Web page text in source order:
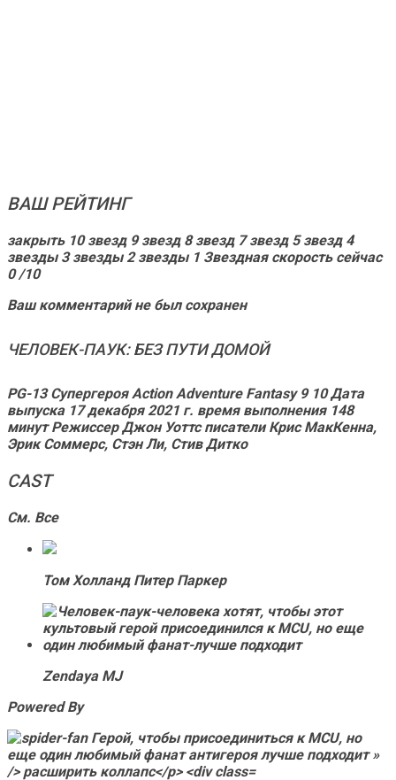
ВАШ РЕЙТИНГ
закрыть 10 звезд 9 звезд 8 звезд 7 звезд 5 звезд 4
звезды 3 звезды 2 звезды 1 Звездная скорость сейчас
0/10
Ваш комментарий не был сохранен
ЧЕЛОВЕК-ПАУК: БЕЗ ПУТИ ДОМОЙ
PG-13 Супергероя Action Adventure Fantasy 9 10Дата
выпуска 17 декабря 2021 г. время выполнения 148
минутРежиссерДжон Уоттсписатели Крис МакКенна,
Эрик Соммерс, Стэн Ли, Стив Дитко
CAST
См. Все
Том Холланд Питер Паркер
Zendaya MJ
Powered By